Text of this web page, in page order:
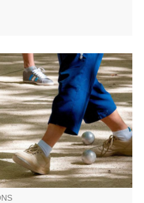
au programme, messe,
méchoui.